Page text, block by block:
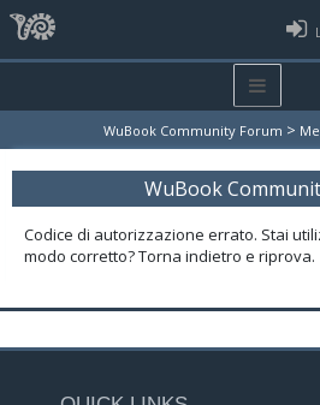
WuBook Community Forum >
WuBook
Codice di autorizzazione errato. Stai
modo corretto? Torna indietro e riprova.